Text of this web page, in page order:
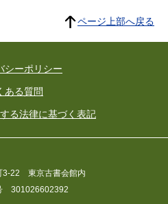
ページ上部へ戻る
シーポリシー
ある質問
る法律に基づく表記
3-22 東京古書会館内
301026602392